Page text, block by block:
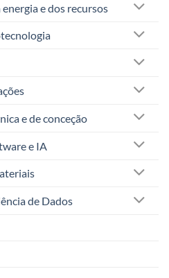
e dos recursos
e de conceção
e IA
de Dados